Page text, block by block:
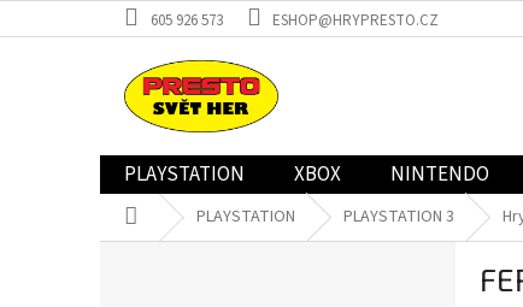
na
605 926 573 ESHOP@HRYPRESTO.CZ
PLAYSTATION XBOX NINTENDO
Domů PLAYSTATION PLAYSTATION 3